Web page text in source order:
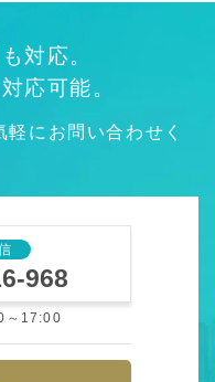
対応。
応可能。
にお問い合わせく
968
～17:00